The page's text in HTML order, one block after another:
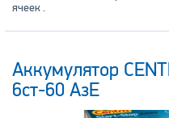
ячеек .
Аккумулятор
6ст-60 АзЕ